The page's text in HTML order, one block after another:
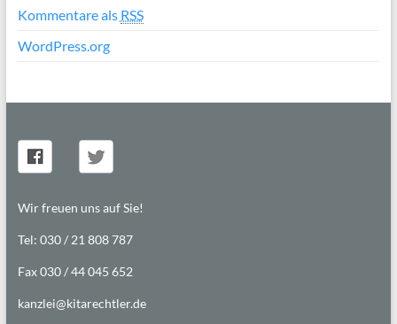
Kommentare als RSS
WordPress.org
Wir freuen uns auf Sie!
Tel: 030 / 21 808 787
Fax 030 / 44 045 652
kanzlei@kitarechtler.de